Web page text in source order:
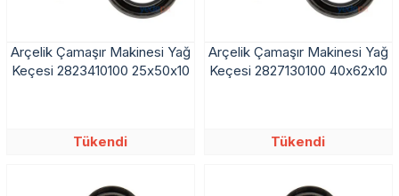
Arçelik Çamaşır Makinesi Yağ
Keçesi 2823410100 25x50x10
Tükendi
Arçelik Çamaşır Makinesi Yağ
Keçesi 2827130100 40x62x10
Tükendi